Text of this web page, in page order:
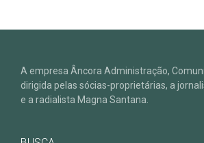
A empresa Âncora Administração,
dirigida pelas sócias-proprietárias, a
e a radialista Magna Santana.